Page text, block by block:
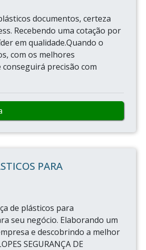
documentos, certeza
Recebendo uma cotação por
em qualidade.Quando o
com os melhores
precisão com
PARA
de plásticos para
seu negócio. Elaborando um
e descobrindo a melhor
SEGURANÇA DE